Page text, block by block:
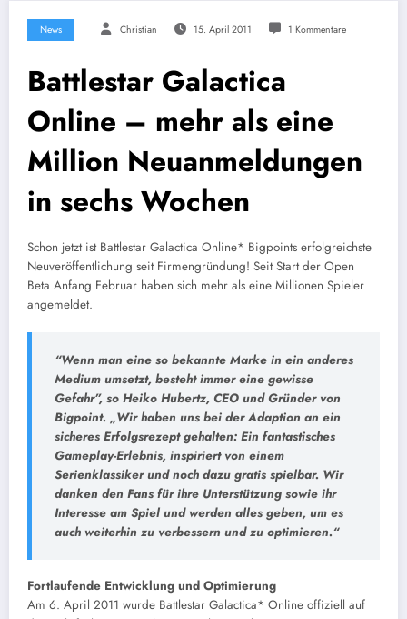
News Christian 15. April 2011 1 Kommentare
Battlestar Galactica
Online – mehr als eine
Million Neuanmeldungen
in sechs Wochen
Schon jetzt ist Battlestar Galactica Online* Bigpoints erfolgreichste
Neuveröffentlichung seit Firmengründung! Seit Start der Open
Beta Anfang Februar haben sich mehr als eine Millionen Spieler
angemeldet.
“Wenn man eine so bekannte Marke in ein anderes
Medium umsetzt, besteht immer eine gewisse
Gefahr”, so Heiko Hubertz, CEO und Gründer von
Bigpoint. „Wir haben uns bei der Adaption an ein
sicheres Erfolgsrezept gehalten: Ein fantastisches
Gameplay-Erlebnis, inspiriert von einem
Serienklassiker und noch dazu gratis spielbar. Wir
danken den Fans für ihre Unterstützung sowie ihr
Interesse am Spiel und werden alles geben, um es
auch weiterhin zu verbessern und zu optimieren.“
Fortlaufende Entwicklung und Optimierung
Am 6. April 2011 wurde Battlestar Galactica* Online offiziell auf